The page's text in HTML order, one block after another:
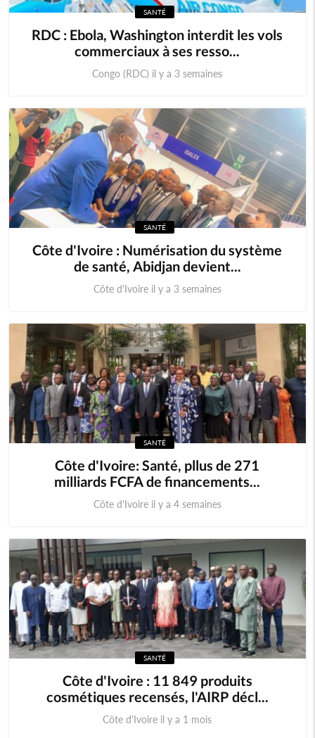
SANTÉ
RDC : Ebola, Washington interdit les vols
commerciaux à ses resso...
Congo (RDC) il y a 3 semaines
SANTÉ
Côte d'Ivoire : Numérisation du système
de santé, Abidjan devient...
Côte d'Ivoire il y a 3 semaines
SANTÉ
Côte d'Ivoire: Santé, pllus de 271
milliards FCFA de financements...
Côte d'Ivoire il y a 4 semaines
SANTÉ
Côte d'Ivoire : 11 849 produits
cosmétiques recensés, l'AIRP décl...
Côte d'Ivoire il y a 1 mois